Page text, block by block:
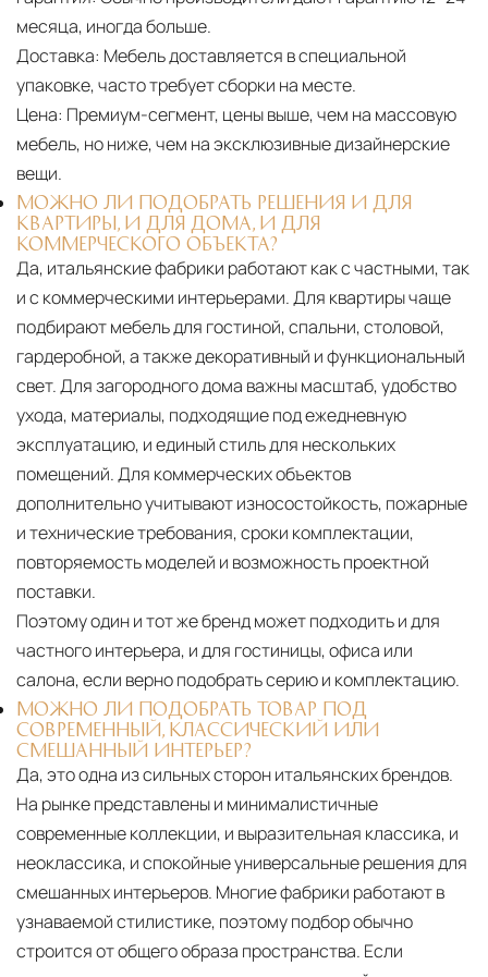
месяца, иногда больше.
Доставка: Мебель доставляется в специальной
упаковке, часто требует сборки на месте.
Цена: Премиум-сегмент, цены выше, чем на массовую
мебель, но ниже, чем на эксклюзивные дизайнерские
вещи.
МОЖНО ЛИ ПОДОБРАТЬ РЕШЕНИЯ И ДЛЯ
КВАРТИРЫ, И ДЛЯ ДОМА, И ДЛЯ
КОММЕРЧЕСКОГО ОБЪЕКТА?
Да, итальянские фабрики работают как с частными, так
и с коммерческими интерьерами. Для квартиры чаще
подбирают мебель для гостиной, спальни, столовой,
гардеробной, а также декоративный и функциональный
свет. Для загородного дома важны масштаб, удобство
ухода, материалы, подходящие под ежедневную
эксплуатацию, и единый стиль для нескольких
помещений. Для коммерческих объектов
дополнительно учитывают износостойкость, пожарные
и технические требования, сроки комплектации,
повторяемость моделей и возможность проектной
поставки.
Поэтому один и тот же бренд может подходить и для
частного интерьера, и для гостиницы, офиса или
салона, если верно подобрать серию и комплектацию.
МОЖНО ЛИ ПОДОБРАТЬ ТОВАР ПОД
СОВРЕМЕННЫЙ, КЛАССИЧЕСКИЙ ИЛИ
СМЕШАННЫЙ ИНТЕРЬЕР?
Да, это одна из сильных сторон итальянских брендов.
На рынке представлены и минималистичные
современные коллекции, и выразительная классика, и
неоклассика, и спокойные универсальные решения для
смешанных интерьеров. Многие фабрики работают в
узнаваемой стилистике, поэтому подбор обычно
строится от общего образа пространства. Если